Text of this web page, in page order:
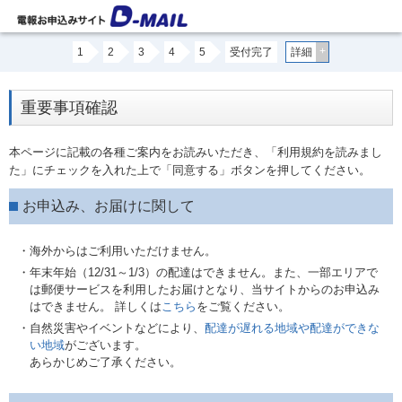
1 2 3 4 5 受付完了 詳細 +
重要事項確認
本ページに記載の各種ご案内をお読みいただき、「利用規約を読みまし
た」にチェックを入れた上で「同意する」ボタンを押してください。
お申込み、お届けに関して
・海外からはご利用いただけません。
・年末年始（12/31～1/3）の配達はできません。また、一部エリアで
は郵便サービスを利用したお届けとなり、当サイトからのお申込み
はできません。 詳しくはこちら をご覧ください。
・自然災害やイベントなどにより、 配達が遅れる地域や配達ができな
い地域がございます。
あらかじめご了承ください。